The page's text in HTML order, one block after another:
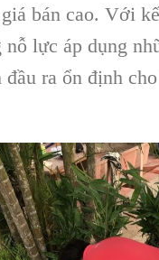
bán cao. Với
nỗ lực áp dụng
ra ổn định